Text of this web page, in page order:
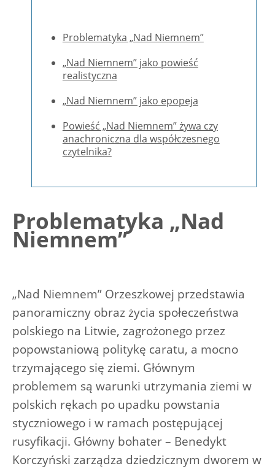
Problematyka „Nad Niemnem”
„Nad Niemnem” jako powieść
realistyczna
„Nad Niemnem” jako epopeja
Powieść „Nad Niemnem” żywa czy
anachroniczna dla współczesnego
czytelnika?
Problematyka „Nad
Niemnem”
„Nad Niemnem” Orzeszkowej przedstawia
panoramiczny obraz życia społeczeństwa
polskiego na Litwie, zagrożonego przez
popowstaniową politykę caratu, a mocno
trzymającego się ziemi. Głównym
problemem są warunki utrzymania ziemi w
polskich rękach po upadku powstania
styczniowego i w ramach postępującej
rusyfikacji. Główny bohater – Benedykt
Korczyński zarządza dziedzicznym dworem w